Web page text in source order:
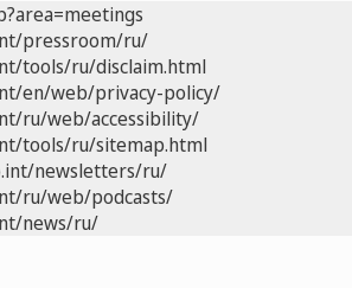
pressroom/ru/
tools/ru/disclaim.html
en/web/privacy-policy/
ru/web/accessibility/
tools/ru/sitemap.html
newsletters/ru/
ru/web/podcasts/
news/ru/